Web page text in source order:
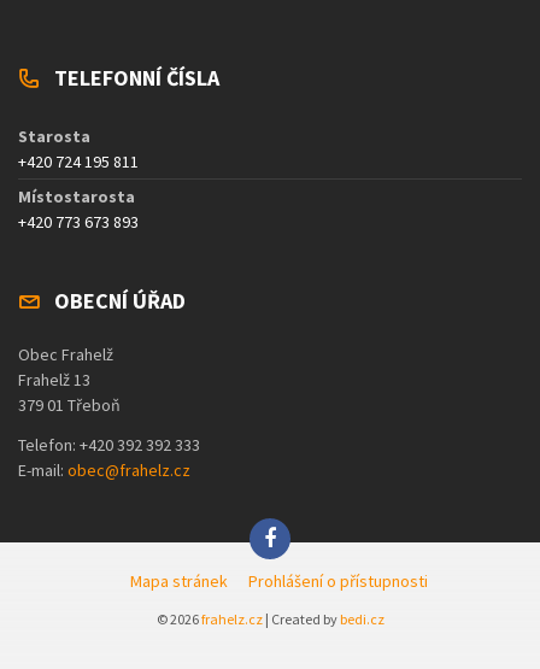
TELEFONNÍ ČÍSLA
Starosta
+420 724 195 811
Místostarosta
+420 773 673 893
OBECNÍ ÚŘAD
Obec Frahelž
Frahelž 13
379 01 Třeboň
Telefon: +420 392 392 333
E-mail: obec@frahelz.cz
Mapa stránek Prohlášení o přístupnosti
© 2026frahelz.cz| Created bybedi.cz